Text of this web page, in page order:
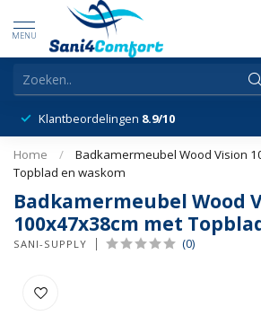
MENU
Klantbeordelingen 8.9/10
Home /
Badkamermeubel Wood Vision
Topblad en waskom
Badkamermeubel Wood
100x47x38cm met
SANI-SUPPLY (0)